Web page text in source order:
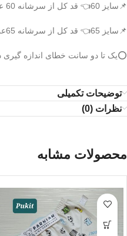
📌سایز 60👈 قد کل از سرشانه 60 عرض از زیربغل تا زیربغل 42 آستین 53
📌سایز 65👈 قد کل از سرشانه 65عرض از زیربغل تا زیربغل 45 آستین 59
⭕️یک تا دو سانت خطای اندازه گیری
توضیحات تکمیلی
نظرات (0)
محصولات مشابه